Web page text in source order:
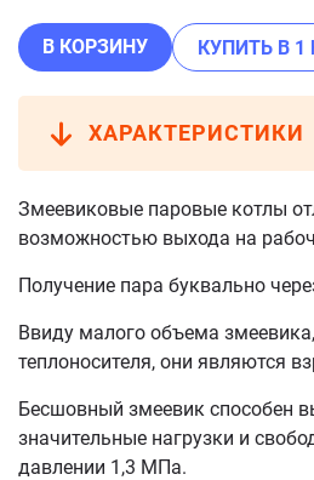
В КОРЗИНУ КУПИТЬ В 1
ХАРАКТЕРИСТИКИ
Змеевиковые паровые котлы
возможностью выхода на
Получение пара буквально
Ввиду малого объема
теплоносителя, они являются
Бесшовный змеевик способен
значительные нагрузки и
давлении 1,3 МПа.